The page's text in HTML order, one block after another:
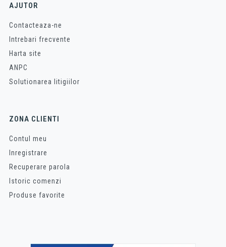
AJUTOR
Contacteaza-ne
Intrebari frecvente
Harta site
ANPC
Solutionarea litigiilor
ZONA CLIENTI
Contul meu
Inregistrare
Recuperare parola
Istoric comenzi
Produse favorite